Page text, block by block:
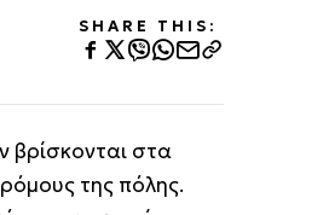
SHARE THIS:
βρίσκονται στα
της πόλης.